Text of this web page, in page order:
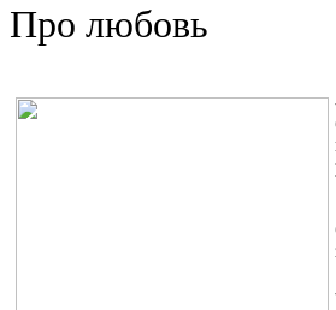
Так же доступен канал
использованы в "Управлении
Про любовь